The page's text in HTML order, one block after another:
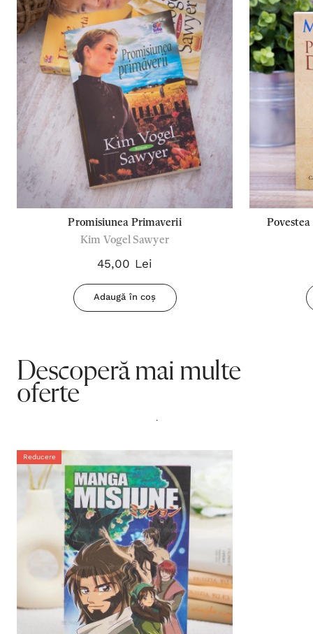
Promisiunea Primaverii
Kim Vogel Sawyer
45,00 Lei
Adaugă în coș
Descoperă mai multe
oferte
.
Reducere